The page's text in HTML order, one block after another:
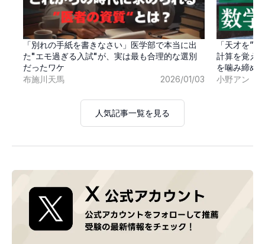
「別れの手紙を書きなさい」医学部で本当に出
た"エモ過ぎる入試"が、実は最も合理的な選別
だったワケ
布施川天馬
2026/01/03
「天才を”
計算を覚え
を噛み締め
小野アン
人気記事一覧を見る